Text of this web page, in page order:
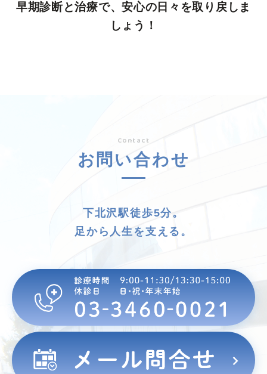
早期診断と治療で、安心の日々を取り戻しま
しょう！
Contact
お問い合わせ
下北沢駅徒歩5分。
足から人生を支える。